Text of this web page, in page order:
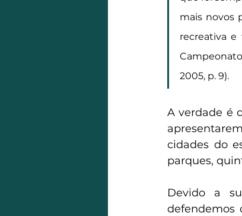
mais novos
recreativa
2005, p. 9).
A verdade é
cidades do
parques,
Devido a
defendemos